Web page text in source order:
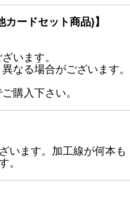
ードセット商品)】
います。
なる場合がございます。
購入下さい。
います。加工線が何本も
。